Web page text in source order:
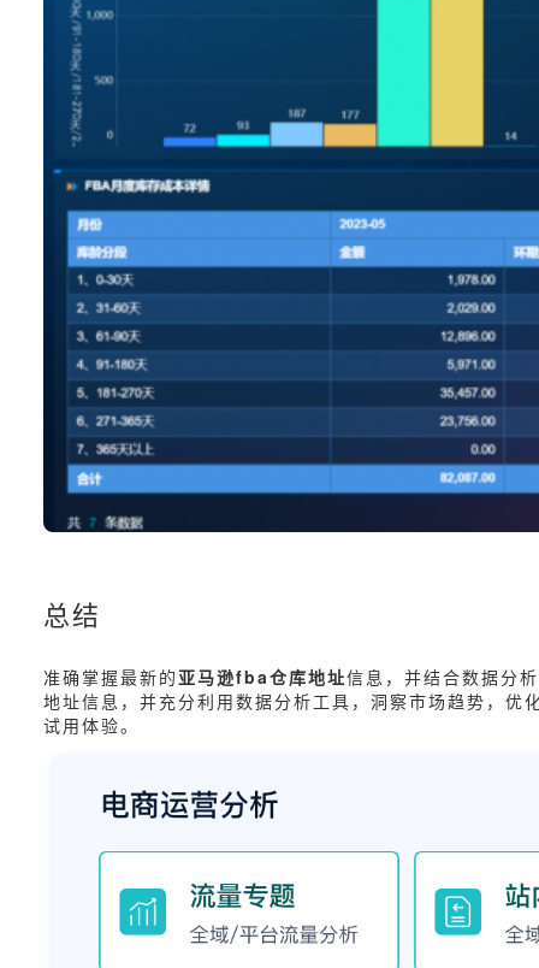
总结
准确掌握最新的 亚马逊fba仓库地址信息，并结合数据分
地址信息，并充分利用数据分析工具，洞察市场趋势，
试用体验。